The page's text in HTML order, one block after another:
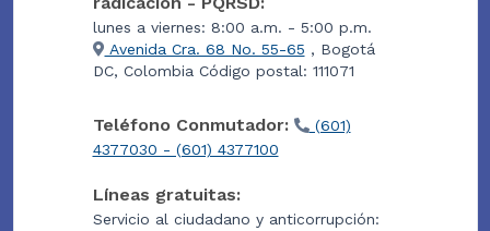
lunes a viernes: 8:00 a.m. - 5:00 p.m.
Avenida Cra. 68 No. 55-65 , Bogotá
DC, Colombia Código postal: 111071
Teléfono Conmutador:
(601)
4377030 - (601) 4377100
Líneas gratuitas:
Servicio al ciudadano y anticorrupción: